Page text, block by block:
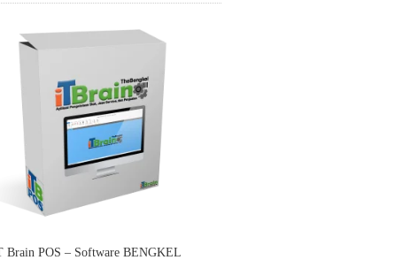
Brain POS – Software BENGKEL